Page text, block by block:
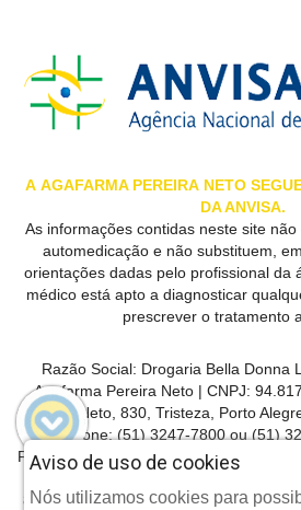
A AGAFARMA PEREIRA NETO
DA ANVISA.
As informações contidas neste site
automedicação e não substituem,
orientações dadas pelo profissional da
médico está apto a diagnosticar
prescrever o tratamento
Razão Social: Drogaria Bella Donna
Agafarma Pereira Neto | CNPJ:
Pereira Neto, 830, Tristeza, Porto
Telefone:(51) 3247-7800 ou (51)
Funcionamento: Segunda-feira a sexta-
8h30min até 22h. | Farmacêutico
Aviso de uso de cookies
Nós utilizamos cookies para